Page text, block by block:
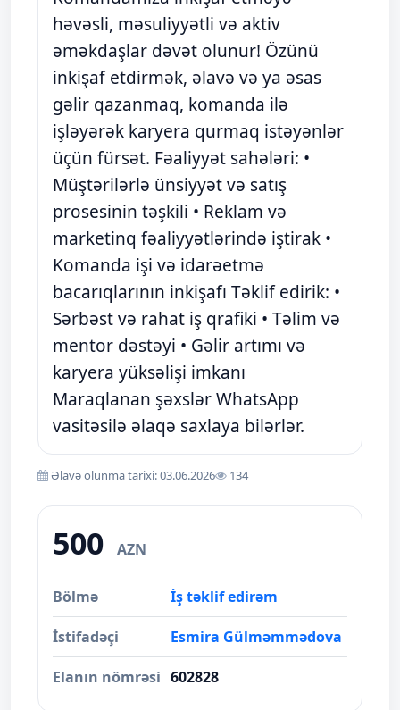
həvəsli, məsuliyyətli və aktiv
əməkdaşlar dəvət olunur! Özünü
inkişaf etdirmək, əlavə və ya əsas
gəlir qazanmaq, komanda ilə
işləyərək karyera qurmaq istəyənlər
üçün fürsət. Fəaliyyət sahələri: •
Müştərilərlə ünsiyyət və satış
prosesinin təşkili • Reklam və
marketinq fəaliyyətlərində iştirak •
Komanda işi və idarəetmə
bacarıqlarının inkişafı Təklif edirik: •
Sərbəst və rahat iş qrafiki • Təlim və
mentor dəstəyi • Gəlir artımı və
karyera yüksəlişi imkanı
Maraqlanan şəxslər WhatsApp
vasitəsilə əlaqə saxlaya bilərlər.
Əlavə olunma tarixi: 03.06.2026 134
500 AZN
Bölmə İş təklif edirəm
İstifadəçi Esmira Gülməmmədova
Elanın nömrəsi 602828